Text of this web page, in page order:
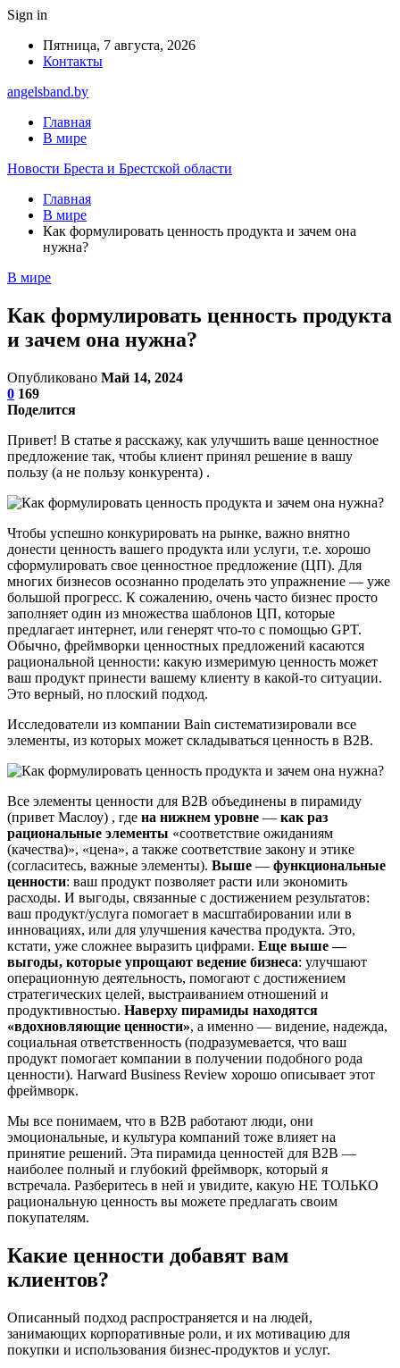
Sign in
Пятница, 7 августа, 2026
Контакты
angelsband.by
Главная
В мире
Новости Бреста и Брестской области
Главная
В мире
Как формулировать ценность продукта и зачем она
нужна?
В мире
Как формулировать ценность продукта
и зачем она нужна?
Опубликовано Май 14, 2024
0 169
Поделится
Привет! В статье я расскажу, как улучшить ваше ценностное
предложение так, чтобы клиент принял решение в вашу
пользу (а не пользу конкурента) .
Чтобы успешно конкурировать на рынке, важно внятно
донести ценность вашего продукта или услуги, т.е. хорошо
сформулировать свое ценностное предложение (ЦП). Для
многих бизнесов осознанно проделать это упражнение — уже
большой прогресс. К сожалению, очень часто бизнес просто
заполняет один из множества шаблонов ЦП, которые
предлагает интернет, или генерят что-то с помощью GPT.
Обычно, фреймворки ценностных предложений касаются
рациональной ценности: какую измеримую ценность может
ваш продукт принести вашему клиенту в какой-то ситуации.
Это верный, но плоский подход.
Исследователи из компании Bain систематизировали все
элементы, из которых может складываться ценность в B2B.
Все элементы ценности для B2B объединены в пирамиду
(привет Маслоу) , где на нижнем уровне — как раз
рациональные элементы «соответствие ожиданиям
(качества)», «цена», а также соответствие закону и этике
(согласитесь, важные элементы). Выше — функциональные
ценности: ваш продукт позволяет расти или экономить
расходы. И выгоды, связанные с достижением результатов:
ваш продукт/услуга помогает в масштабировании или в
инновациях, или для улучшения качества продукта. Это,
кстати, уже сложнее выразить цифрами. Еще выше —
выгоды, которые упрощают ведение бизнеса: улучшают
операционную деятельность, помогают с достижением
стратегических целей, выстраиванием отношений и
продуктивностью. Наверху пирамиды находятся
«вдохновляющие ценности», а именно — видение, надежда,
социальная ответственность (подразумевается, что ваш
продукт помогает компании в получении подобного рода
ценности). Harward Business Review хорошо описывает этот
фреймворк.
Мы все понимаем, что в B2B работают люди, они
эмоциональные, и культура компаний тоже влияет на
принятие решений. Эта пирамида ценностей для B2B —
наиболее полный и глубокий фреймворк, который я
встречала. Разберитесь в ней и увидите, какую НЕ ТОЛЬКО
рациональную ценность вы можете предлагать своим
покупателям.
Какие ценности добавят вам
клиентов?
Описанный подход распространяется и на людей,
занимающих корпоративные роли, и их мотивацию для
покупки и использования бизнес-продуктов и услуг.